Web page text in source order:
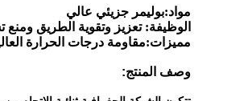
مواد:بوليمر جزيئي عالي
الوظيفة: تعزيز وتقوية الطريق
مميزات:مقاومة درجات الحرارة
وصف المنتج: